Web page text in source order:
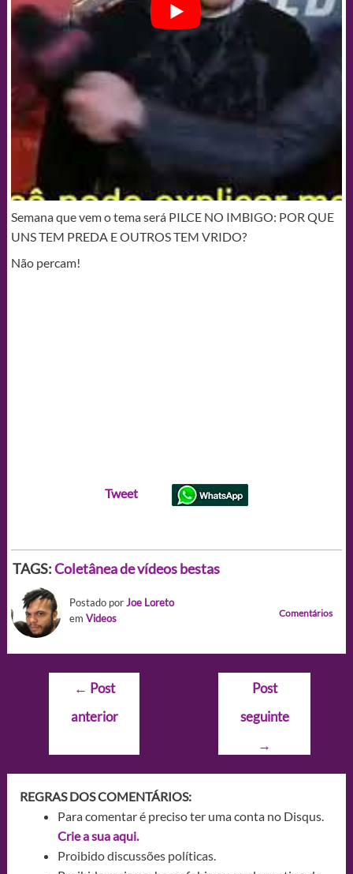
Semana que vem o tema será PILCE NO IMBIGO: POR QUE
UNS TEM PREDA E OUTROS TEM VRIDO?
Não percam!
Tweet
TAGS:Coletânea de vídeos bestas
Postado porJoe Loreto
em Videos Comentários
Navegação
Post
← Post
anterior
Post
seguinte
→
REGRAS DOS COMENTÁRIOS:
Para comentar é preciso ter uma conta no Disqus.
Crie a sua aqui.
Proibido discussões políticas.